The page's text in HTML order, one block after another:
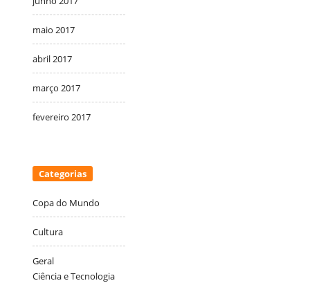
maio 2017
abril 2017
março 2017
fevereiro 2017
Categorias
Copa do Mundo
Cultura
Geral
Ciência e Tecnologia